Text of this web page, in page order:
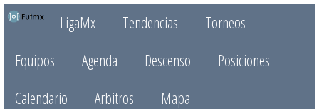
LigaMx Tendencias
Torneos
Equipos
Agenda Descenso
Posiciones
Calendario
Arbitros Mapa